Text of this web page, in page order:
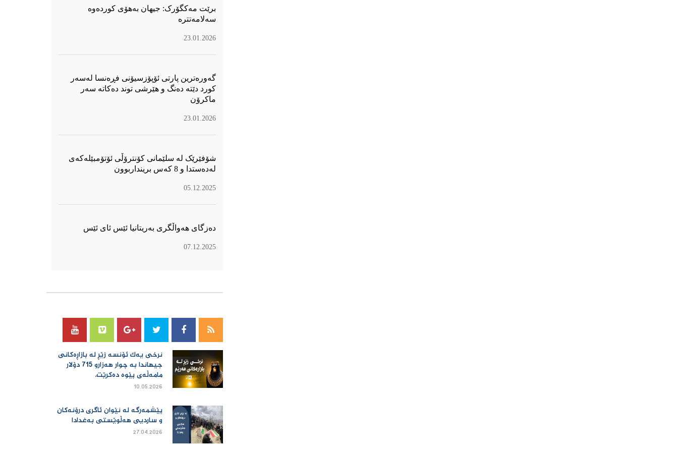
برێت مەکگۆرک: جیهان بەهۆی کوردەوە
سەلامەتترە
23.01.2026
گەورەترین پارتی ئۆپۆزسیۆنی فڕەنسا لەسەر
كورد دێتە دەنگ و هێرشی توند دەكاتە سەر
ماكرۆن
23.01.2026
شۆفێرێک لە سلێمانی کۆنترۆڵی ئۆتۆمبێلەکەی
لەدەستدا و 8 کەس برینداربوون
05.12.2025
دەزگای هەواڵگری بەریتانیا ئێس ئای ئێس
07.12.2025
نرخی یەك ئۆنسە زێڕ لە بازاڕەكانی
جیهاندا بە چوار هەزارو 715 دۆلار
مامەڵەی پێوە دەكرێت.
10.05.2026
پێشمەرگە لە نێوان ئاگری درۆنەکان
و ساردیی هەڵوێستی بەغدادا
27.04.2026